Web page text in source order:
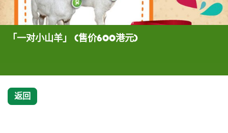
「一对小山羊」 (售价600港元)
「大西瓜」 (售价480港元)
「饱足午餐」 (售价430港元)
「乐施有礼」将不同的乐施会扶贫工作，化成15份既
返回